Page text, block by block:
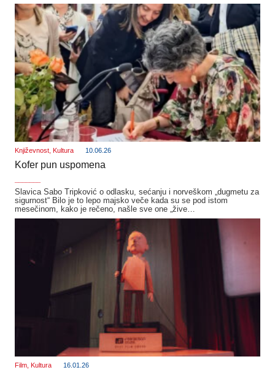
Književnost, Kultura 10.06.26
Kofer pun uspomena
Slavica Sabo Tripković o odlasku, sećanju i norveškom „dugmetu za
sigurnost“ Bilo je to lepo majsko veče kada su se pod istom
mesečinom, kako je rečeno, našle sve one „žive…
Film, Kultura 16.01.26